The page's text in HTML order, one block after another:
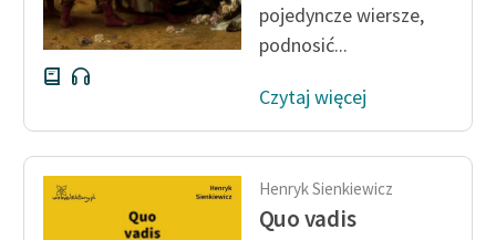
Odkurzamy bohaterów
Lektur
O nas
Kontakt
pojedyncze wiersze,
podnosić...
Czytaj więcej
Henryk Sienkiewicz
Quo vadis